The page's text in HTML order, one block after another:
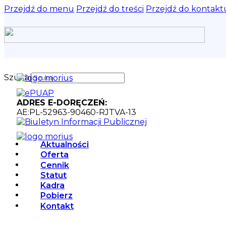
Przejdź do menu Przejdź do treści Przejdź do
Szukaj
ADRES E-DORĘCZEŃ:
AE:PL-52963-90460-RJTVA-13
Aktualności
Oferta
Cennik
Statut
Kadra
Pobierz
Kontakt